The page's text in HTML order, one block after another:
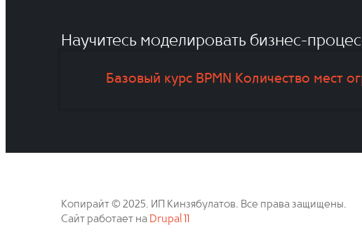
Научитесь моделировать бизнес-
Базовый курс BPMN Количество мест
Копирайт © 2025. ИП Кинзябулатов. Все права защищены.
Сайт работает на Drupal 11